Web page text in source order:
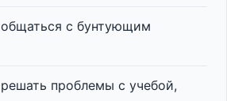
с бунтующим
проблемы с учебой,